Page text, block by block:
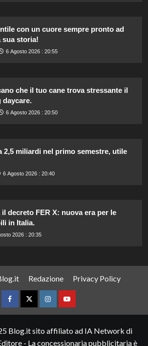
con un cuore sempre pronto ad
sua storia!
6 Agosto 2026 : 20:55
che il tuo cane trova stressante il
daycare.
6 Agosto 2026 : 20:50
2,5 miliardi nel primo semestre, utile
6 Agosto 2026 : 20:40
il decreto FER X: nuova era per le
in Italia.
2026 : 20:35
Redazione Privacy Policy
FacebookTwitterInstagramYouTube
Blog.it sito affiliato ad IA Network di
- La concessionaria pubblicitaria è